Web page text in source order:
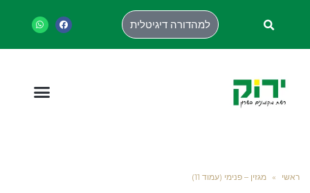
למהדורה דיגיטלית
ראשי » מגזין – פנימי (עמוד 11)